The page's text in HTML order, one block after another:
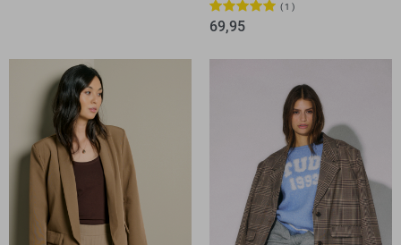
1
69,95